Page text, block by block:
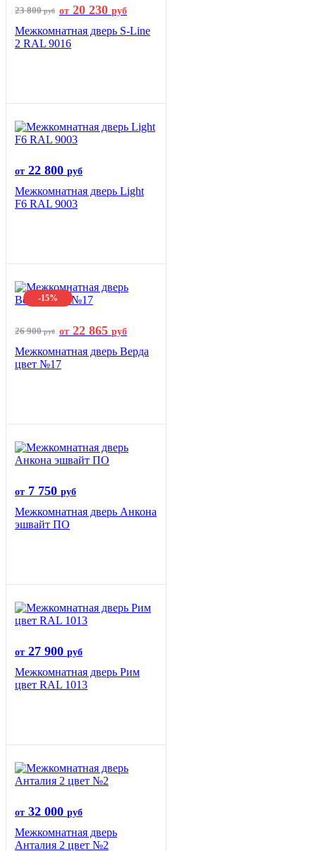
23 800руб от 20 230 руб
Межкомнатная дверь S-Line
2 RAL 9016
от 22 800 руб
Межкомнатная дверь Light
F6 RAL 9003
-15%
26 900руб от 22 865 руб
Межкомнатная дверь Верда
цвет №17
от 7 750 руб
Межкомнатная дверь Анкона
эшвайт ПО
от 27 900 руб
Межкомнатная дверь Рим
цвет RAL 1013
от 32 000 руб
Межкомнатная дверь
Анталия 2 цвет №2